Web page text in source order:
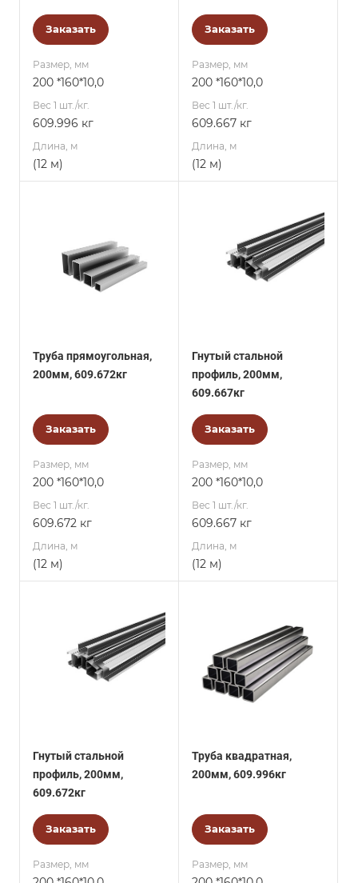
Заказать
Размер, мм
200 *160*10,0
Вес 1 шт./кг.
609.996 кг
Длина, м
(12 м)
Заказать
Размер, мм
200 *160*10,0
Вес 1 шт./кг.
609.667 кг
Длина, м
(12 м)
Труба прямоугольная,
200мм, 609.672кг
Заказать
Размер, мм
200 *160*10,0
Вес 1 шт./кг.
609.672 кг
Длина, м
(12 м)
Гнутый стальной
профиль, 200мм,
609.667кг
Заказать
Размер, мм
200 *160*10,0
Вес 1 шт./кг.
609.667 кг
Длина, м
(12 м)
Гнутый стальной
профиль, 200мм,
609.672кг
Заказать
Размер, мм
Труба квадратная,
200мм, 609.996кг
Заказать
Размер, мм